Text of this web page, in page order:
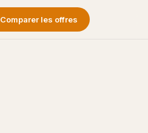
Comparer les offres